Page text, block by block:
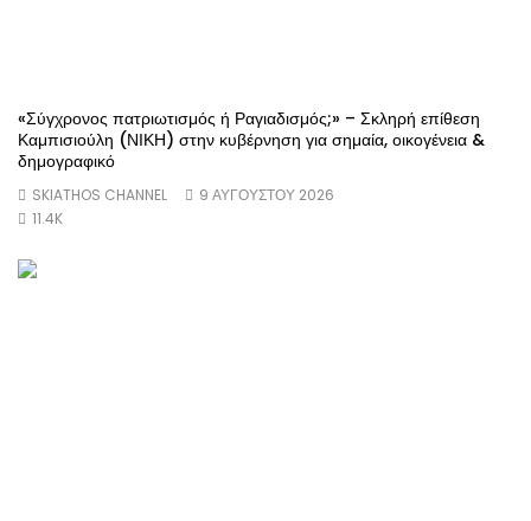
«Σύγχρονος πατριωτισμός ή Ραγιαδισμός;» – Σκληρή επίθεση
Καμπισιούλη (ΝΙΚΗ) στην κυβέρνηση για σημαία, οικογένεια &
δημογραφικό
SKIATHOS CHANNEL
9 ΑΥΓΟΎΣΤΟΥ 2026
11.4K